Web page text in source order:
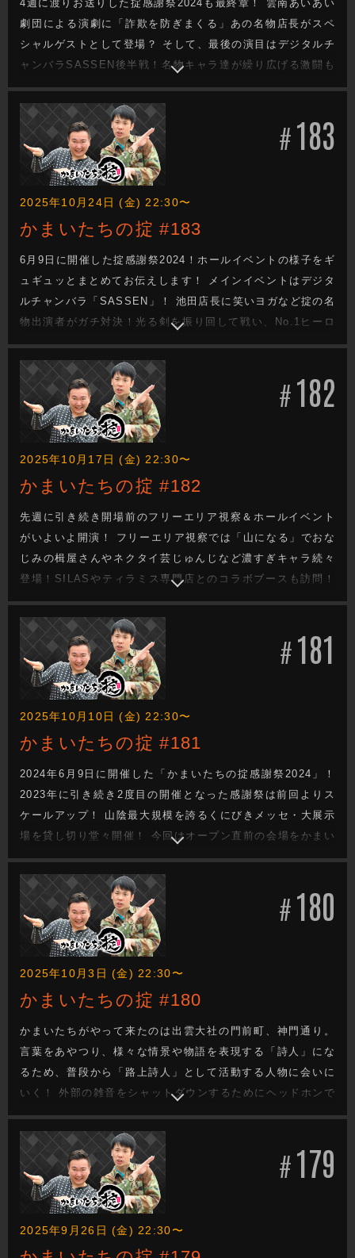
4週に渡りお送りした掟感謝祭2024も最終章！ 雲南あいあい
劇団による演劇に「詐欺を防ぎまくる」あの名物店長がスペ
シャルゲストとして登場？ そして、最後の演目はデジタルチ
ャンバラSASSEN後半戦！名物キャラ達が繰り広げる激闘も
いよいよ決着！ シードとして登場した山内が決勝戦へ…。対
戦相手は初めて登場した誰かよくわからないダンサー井上く
ん！ 山内は無事勝利して、よくわからないヤツの優勝を防ぐ
ことが出来るのか？
#183
2025年10月24日 (金) 22:30〜
かまいたちの掟 #183
6月9日に開催した掟感謝祭2024！ホールイベントの様子をギ
ュギュッとまとめてお伝えします！ メインイベントはデジタ
ルチャンバラ「SASSEN」！ 池田店長に笑いヨガなど掟の名
物出演者がガチ対決！光る剣を振り回して戦い、No.1ヒーロ
ーを決定します！ ラストの新旧チャレンジマン対決は必見！
その他、準備運動として行うのは新時代のデスゲーム英語リ
トミックで「動物探し」！ また準備時間に濱家一休登場し客
席を罵倒！？
#182
2025年10月17日 (金) 22:30〜
かまいたちの掟 #182
先週に引き続き開場前のフリーエリア視察＆ホールイベント
がいよいよ開演！ フリーエリア視察では「山になる」でおな
じみの楫屋さんやネクタイ芸じゅんじなど濃すぎキャラ続々
登場！SILASやティラミス専門店とのコラボブースも訪問！
ホールイベントのオープニングは大道芸人ジロー今村。3人で
大道芸に成功しないと感謝祭が始まらない？そして、昨年競
艇で大当たりを出した感謝祭の立役者・田中くん(フルネーム
NG)が久々の登場！
#181
2025年10月10日 (金) 22:30〜
かまいたちの掟 #181
2024年6月9日に開催した「かまいたちの掟感謝祭2024」！
2023年に引き続き2度目の開催となった感謝祭は前回よりス
ケールアップ！ 山陰最大規模を誇るくにびきメッセ・大展示
場を貸し切り堂々開催！ 今回はオープン直前の会場をかまい
たちが視察！ホールイベント会場ではその大きさを体感し、
入場無料のフリーエリアにて出店ブースをチェック！ 山内・
同級生で濱家の親友、三代君のMakinaブースにまさかの山
内・元相方が？
#180
2025年10月3日 (金) 22:30〜
かまいたちの掟 #180
かまいたちがやって来たのは出雲大社の門前町、神門通り。
言葉をあやつり、様々な情景や物語を表現する「詩人」にな
るため、普段から「路上詩人」として活動する人物に会いに
いく！ 外部の雑音をシャットダウンするためにヘッドホンで
懐かしのポップスを流し、詩を贈る人の顔をジックリながめ
た後に一気に書き上げる独特なスタイルの路上詩人。かまい
たちも挑戦し出来上がったのはミスターチルドレンの歌詞の
ような深い詩だった。
#179
2025年9月26日 (金) 22:30〜